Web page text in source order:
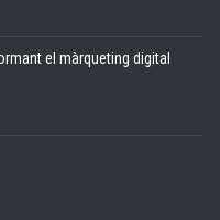
el màrqueting digital